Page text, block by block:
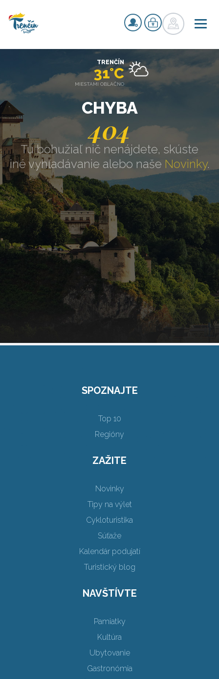
CHYBA
404
Tu bohužiaľ nič nenájdete, skúste
iné vyhľadávanie alebo naše Novinky.
TRENČÍN
31°C
MIESTAMI OBLAČNO
SPOZNAJTE
Top 10
Regióny
ZAŽITE
Novinky
Tipy na výlet
Cykloturistika
Súťaže
Kalendár podujatí
Turistický blog
NAVŠTÍVTE
Pamiatky
Kultúra
Ubytovanie
Gastronómia